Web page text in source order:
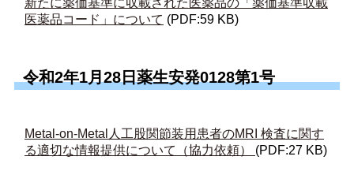
新たに薬価基準に収載された医薬品の「薬価基準収載
医薬品コード」について (PDF:59 KB)
令和2年1月28日薬生安発0128第1号
Metal-on-Metal人工股関節装用患者のMRI 検査に関す
る適切な情報提供について（協力依頼） (PDF:27 KB)